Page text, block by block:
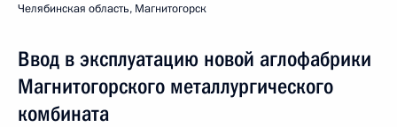
Челябинская область, Магнитогорск
Ввод в эксплуатацию новой аглофабрики
Магнитогорского металлургического
комбината